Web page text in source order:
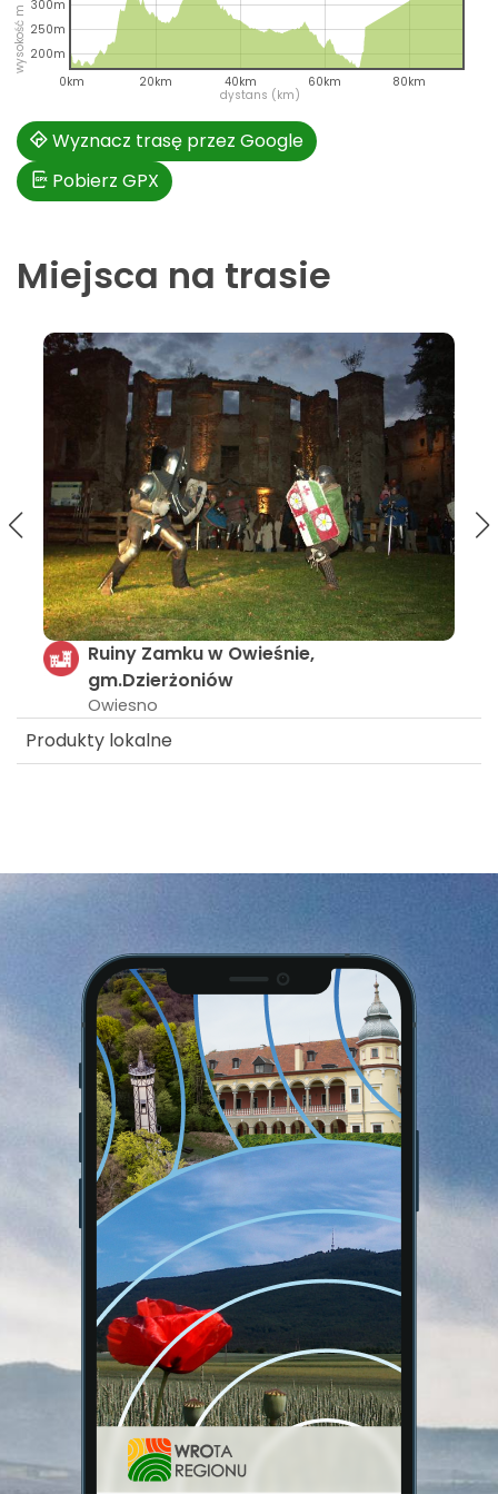
dystans (km)
0km 20km 40km 60km 80km
200m
250m
300m
Wyznacz trasę przez Google
Pobierz GPX
Miejsca na trasie
Pałac w Piotrówku gm.Jordanów Śląski
Piotrówek
Produkty lokalne